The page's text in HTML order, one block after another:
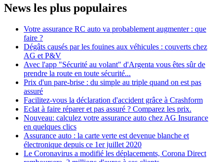
News les plus populaires
Votre assurance RC auto va probablement augmenter : que
faire ?
Dégâts causés par les fouines aux véhicules : couverts chez
AG et P&V
Avec l'app "Sécurité au volant" d'Argenta vous êtes sûr de
prendre la route en toute sécurité...
Prix d'un pare-brise : du simple au triple quand on est pas
assuré
Facilitez-vous la déclaration d'accident grâce à Crashform
Eclat à faire réparer et pas assuré ? Comparez les prix.
Nouveau: calculez votre assurance auto chez AG Insurance
en quelques clics
Assurance auto : la carte verte est devenue blanche et
électronique depuis ce 1er juillet 2020
Le Coronavirus a modifié les déplacements, Corona Direct